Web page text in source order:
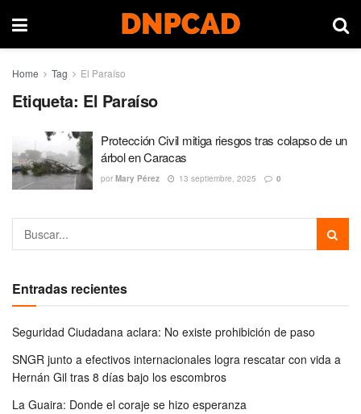
Home Tag El Paraíso
Etiqueta: El Paraíso
Protección Civil mitiga riesgos tras colapso de un
árbol en Caracas
por Mary Pérez 13 septiembre, 2025 0
Entradas recientes
Seguridad Ciudadana aclara: No existe prohibición de paso
SNGR junto a efectivos internacionales logra rescatar con vida a
Hernán Gil tras 8 días bajo los escombros
La Guaira: Donde el coraje se hizo esperanza